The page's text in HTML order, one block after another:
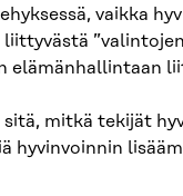
vaikka
elämänhallintaan
mitkä tekijät
hyvinvoinnin